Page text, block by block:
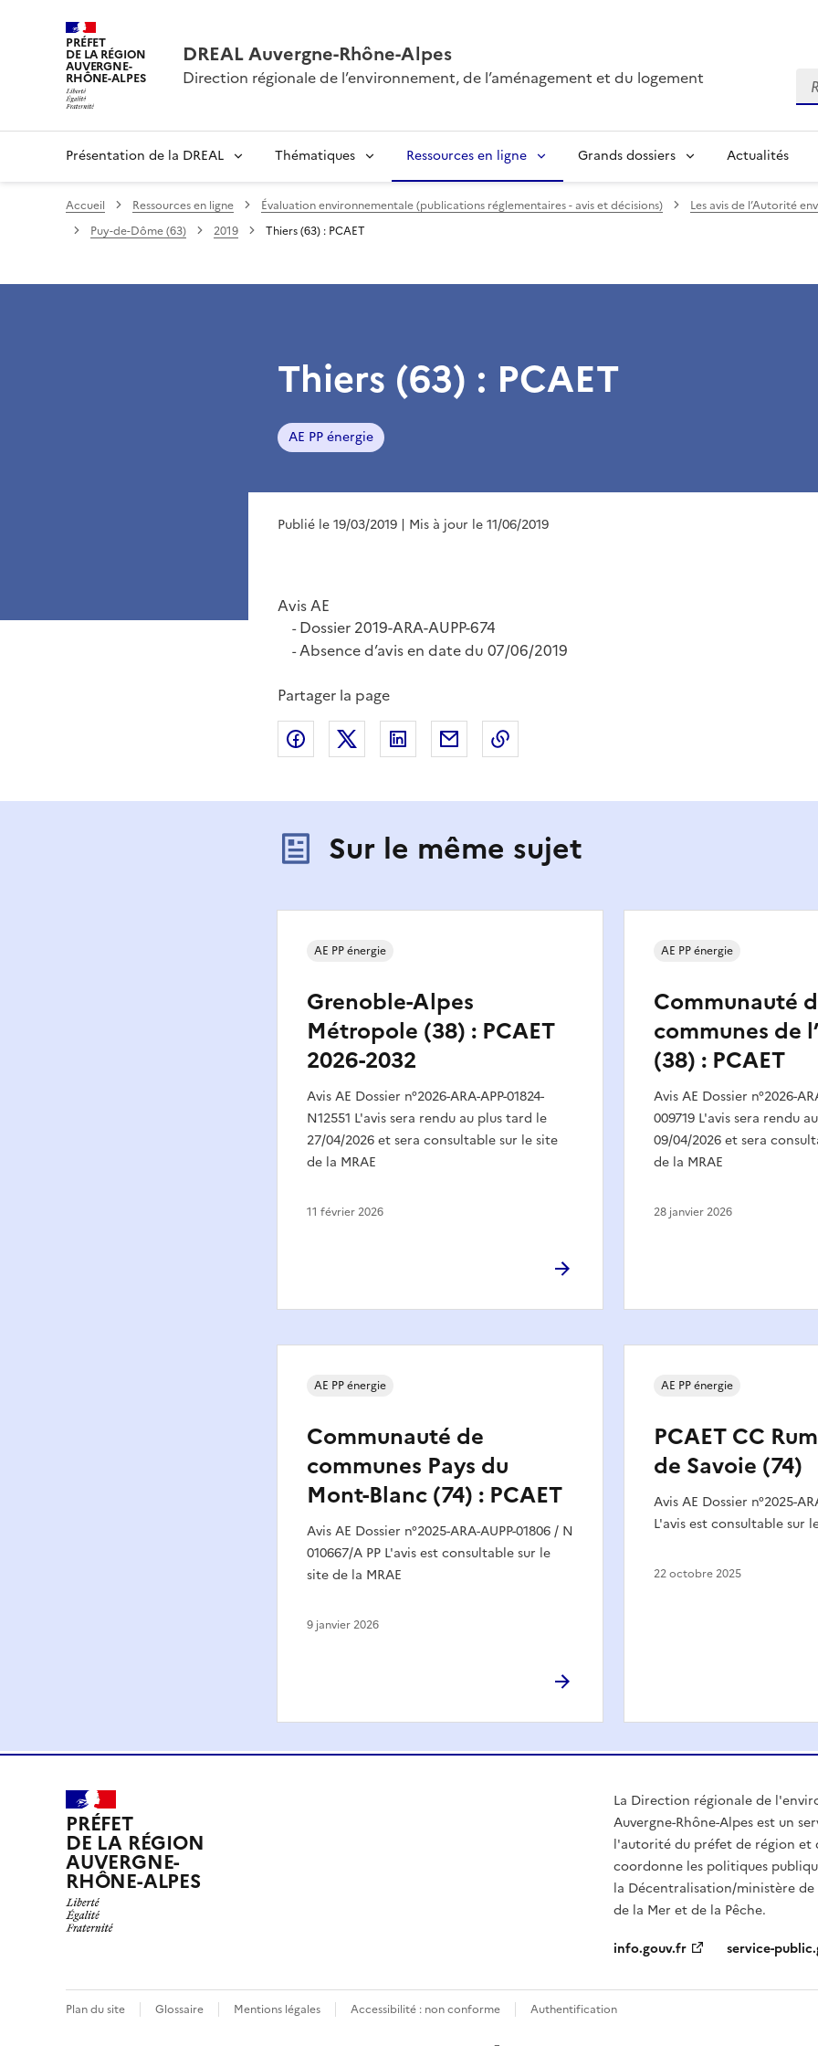
PRÉFET
DE LA RÉGION
AUVERGNE-
RHÔNE-ALPES
DREAL Auvergne-Rhône-Alpes
Direction régionale de l’environnement, de l’aménagement et du logement
Présentation de la DREAL Thématiques Ressources en ligne Grands dossiers Actualités
Accueil Ressources en ligne Évaluation environnementale (publications réglementaires - avis et décisions)
Les avis de l’Autorité
Puy-de-Dôme (63)
2019 Thiers (63) : PCAET
Thiers (63) : PCAET
AE PP énergie
Publié le 19/03/2019 | Mis à jour le 11/06/2019
Avis AE
-Dossier 2019-ARA-AUPP-674
-Absence d’avis en date du 07/06/2019
Partager la page
Partager sur Facebook
Partager sur XPartager sur LinkedIn
Partager par email
Sur le même sujet
Grenoble-Alpes
Métropole (38) : PCAET
2026-2032
Avis AE Dossier n°2026-ARA-APP-01824-
N12551 L'avis sera rendu au plus tard le
27/04/2026 et sera consultable sur le site
de la MRAE
AE PP énergie
11 février 2026
Communauté
communes de
(38) : PCAET
Avis AE Dossier n°2026-
009719 L'avis sera rendu
09/04/2026 et sera
de la MRAE
AE PP énergie
28 janvier 2026
Communauté de
communes Pays du
Mont-Blanc (74) : PCAET
Avis AE Dossier n°2025-ARA-AUPP-01806 / N
010667/A PP L'avis est consultable sur le
site de la MRAE
AE PP énergie
9 janvier 2026
PCAET CC
de Savoie (74)
Avis AE Dossier n°2025-
L'avis est consultable sur
AE PP énergie
22 octobre 2025
PRÉFET
DE LA RÉGION
AUVERGNE-
RHÔNE-ALPES
La Direction régionale de
Auvergne-Rhône-Alpes est un
l'autorité du préfet de région et
coordonne les politiques
la Décentralisation/ministère
de la Mer et de la Pêche.
info.gouv.fr
service-
Plan du site Glossaire Mentions légales Accessibilité : non conforme Authentification